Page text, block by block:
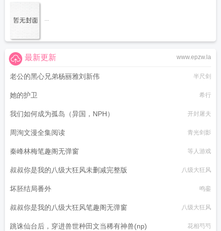
...
www.epzw.la
最新更新
老公的黑心兄弟杨丽雅刘新伟 半尺剑
她的护卫 希行
我们如何成为孤岛（异国，NPH） 开封屠夫
周洵文漫全集阅读 青光剑影
秦峰林梅笔趣阁无弹窗 等人游戏
叔叔你是我的八级大狂风未删减完整版 八级大狂风
坏胚结局番外 鸣銮
叔叔你是我的八级大狂风笔趣阁无弹窗 八级大狂风
跳诛仙台后，穿进兽世种田文当稀有神兽(np) 花相芍芍